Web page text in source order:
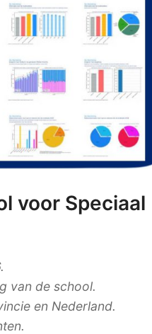
voor Speciaal
van de school.
en Nederland.